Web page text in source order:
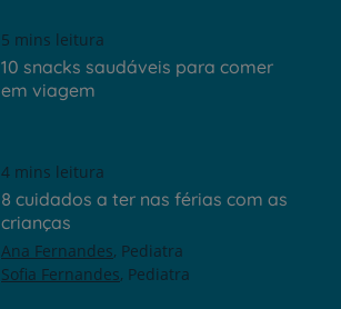
5 mins leitura
10 snacks saudáveis para comer
em viagem
4 mins leitura
8 cuidados a ter nas férias com as
crianças
Ana Fernandes Pediatra
Sofia Fernandes Pediatra